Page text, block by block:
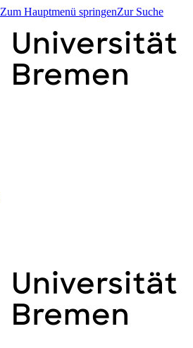
Zum Hauptmenü springenZur Suche